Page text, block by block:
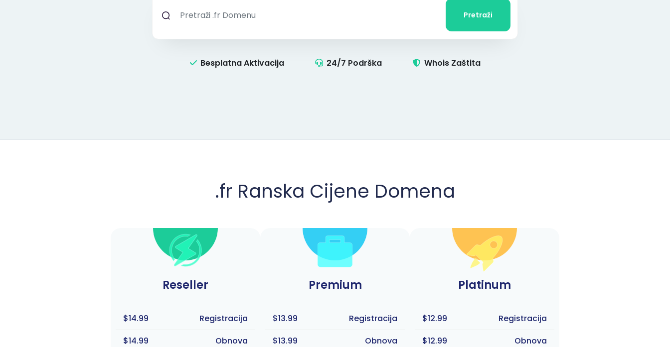
Pretraži
Besplatna Aktivacija 24/7 Podrška Whois Zaštita
.fr Ranska Cijene Domena
Reseller
$14.99
Registracija
$14.99
Obnova
Premium
$13.99
Registracija
$13.99
Obnova
Platinum
$12.99
Registracija
$12.99
Obnova